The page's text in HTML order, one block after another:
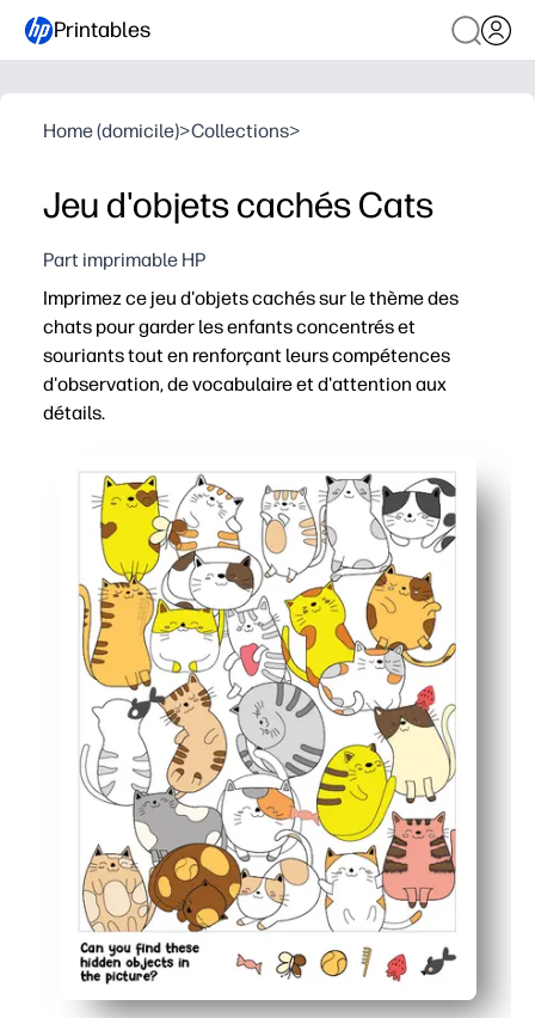
Printables
Home (domicile)>Collections>
Jeu d'objets cachés Cats
Part imprimable HP
Imprimez ce jeu d'objets cachés sur le thème des
chats pour garder les enfants concentrés et
souriants tout en renforçant leurs compétences
d'observation, de vocabulaire et d'attention aux
détails.
Aucune préparation - il suffit d'imprimer, de distribuer
D'adorables scènes de chat incitent les enfants à
Augmente la numérisation visuelle, la mémoire de
Flexible pour la maison, les centres de classe, les